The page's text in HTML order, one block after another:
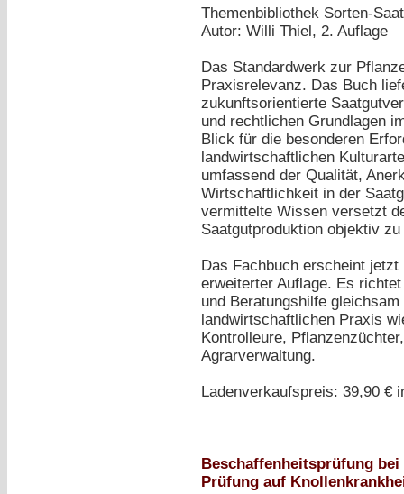
Themenbibliothek Sorten-
Autor: Willi Thiel, 2. Auflage
Das Standardwerk zur
Praxisrelevanz. Das Buch
zukunftsorientierte
und rechtlichen Grundlagen
Blick für die besonderen
landwirtschaftlichen
umfassend der Qualität,
Wirtschaftlichkeit in der
vermittelte Wissen versetzt
Saatgutproduktion objektiv
Das Fachbuch erscheint
erweiterter Auflage. Es
und Beratungshilfe
landwirtschaftlichen Praxis
Kontrolleure,
Agrarverwaltung.
Ladenverkaufspreis: 39,90 €
Beschaffenheitsprüfung
Prüfung auf